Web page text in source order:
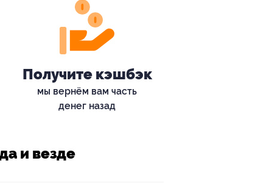
Получите кэшбэк
мы вернём вам часть
денег назад
и везде